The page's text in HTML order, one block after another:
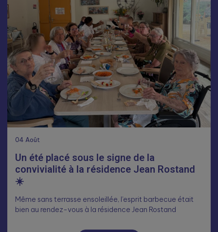
04 Août
Un été placé sous le signe de la
convivialité à la résidence Jean Rostand
☀️
Même sans terrasse ensoleillée, l’esprit barbecue était
bien au rendez-vous à la résidence Jean Rostand